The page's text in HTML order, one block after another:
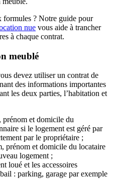
formules ? Notre guide pour
nue vous aide à trancher
à chaque contrat.
meublé
devez utiliser un contrat de
des informations importantes
les deux parties, l’habitation et
prénom et domicile du
si le logement est géré par
par le propriétaire ;
prénom et domicile du locataire
logement ;
loué et les accessoires
: parking, garage par exemple